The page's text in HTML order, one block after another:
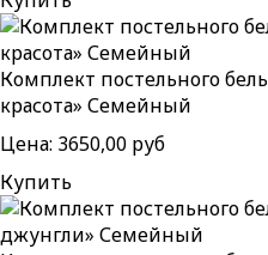
Комплект постельного
красота» Семейный
Цена: 3650,00 руб
Купить